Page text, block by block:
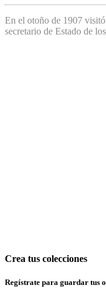
En el otoño de 1907
secretario de Estado de
Crea tus colecciones
Regístrate para guardar tus